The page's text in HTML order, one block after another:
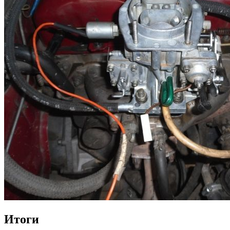
Итоги